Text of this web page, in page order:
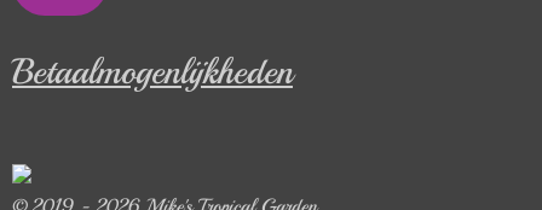
Betaalmogenlijkheden